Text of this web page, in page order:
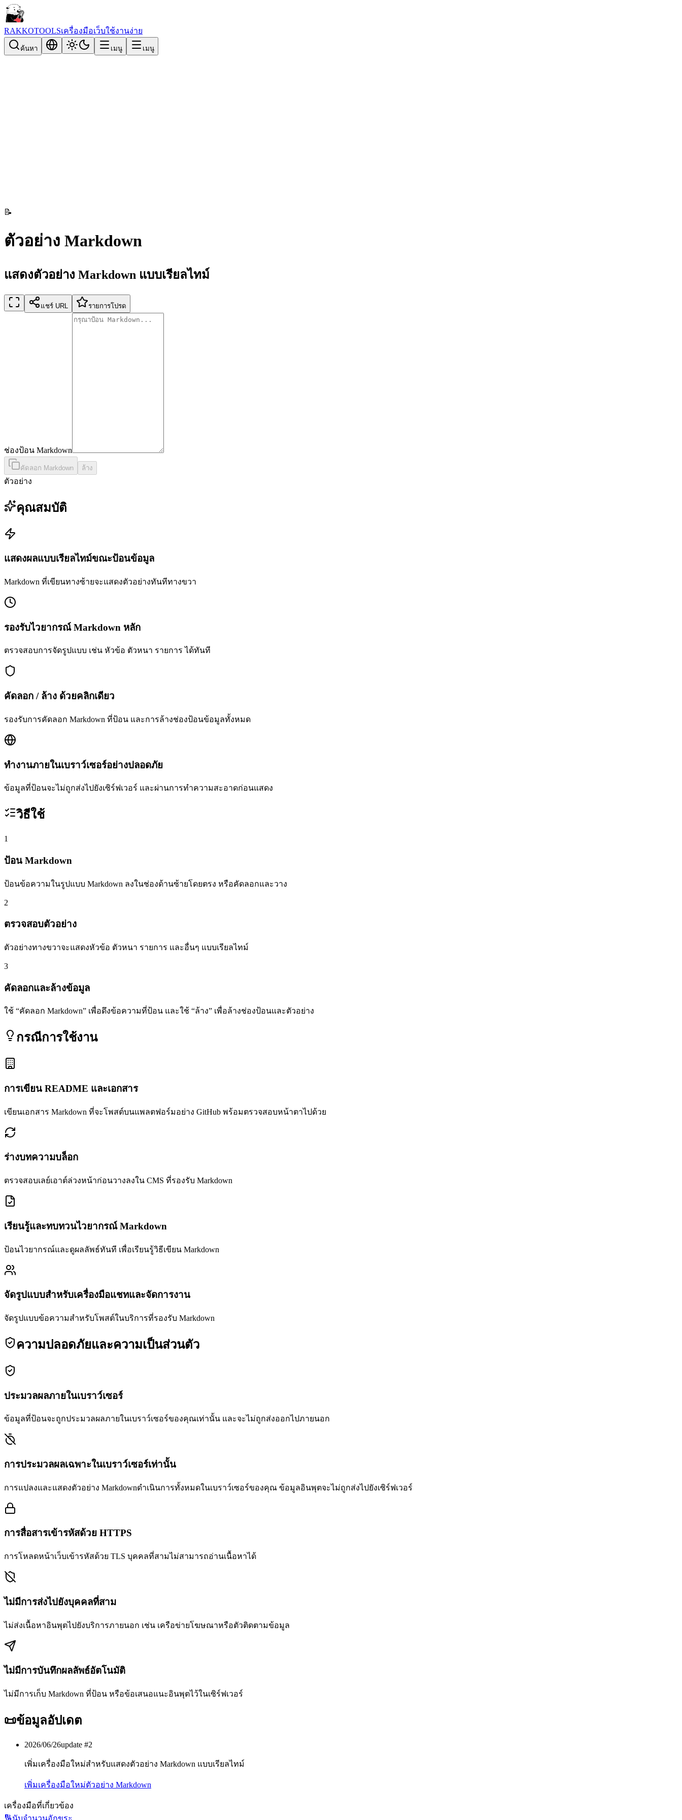
RAKKOTOOLSเครื่องมือเว็บใช้งานง่าย
ค้นหา เมนู เมนู
📝
ตัวอย่าง Markdown
แสดงตัวอย่าง Markdown แบบเรียลไทม์
แชร์ URL รายการโปรด
ช่องป้อน Markdown
คัดลอก Markdown ล้าง
ตัวอย่าง
คุณสมบัติ
แสดงผลแบบเรียลไทม์ขณะป้อนข้อมูล
Markdown ที่เขียนทางซ้ายจะแสดงตัวอย่างทันทีทางขวา
รองรับไวยากรณ์ Markdown หลัก
ตรวจสอบการจัดรูปแบบ เช่น หัวข้อ ตัวหนา รายการ ได้ทันที
คัดลอก / ล้าง ด้วยคลิกเดียว
รองรับการคัดลอก Markdown ที่ป้อน และการล้างช่องป้อนข้อมูลทั้งหมด
ทำงานภายในเบราว์เซอร์อย่างปลอดภัย
ข้อมูลที่ป้อนจะไม่ถูกส่งไปยังเซิร์ฟเวอร์ และผ่านการทำความสะอาดก่อนแสดง
วิธีใช้
1
ป้อน Markdown
ป้อนข้อความในรูปแบบ Markdown ลงในช่องด้านซ้ายโดยตรง หรือคัดลอกและวาง
2
ตรวจสอบตัวอย่าง
ตัวอย่างทางขวาจะแสดงหัวข้อ ตัวหนา รายการ และอื่นๆ แบบเรียลไทม์
3
คัดลอกและล้างข้อมูล
ใช้ “คัดลอก Markdown” เพื่อดึงข้อความที่ป้อน และใช้ “ล้าง” เพื่อล้างช่องป้อนและตัวอย่าง
กรณีการใช้งาน
การเขียน README และเอกสาร
เขียนเอกสาร Markdown ที่จะโพสต์บนแพลตฟอร์มอย่าง GitHub พร้อมตรวจสอบหน้าตาไปด้วย
ร่างบทความบล็อก
ตรวจสอบเลย์เอาต์ล่วงหน้าก่อนวางลงใน CMS ที่รองรับ Markdown
เรียนรู้และทบทวนไวยากรณ์ Markdown
ป้อนไวยากรณ์และดูผลลัพธ์ทันที เพื่อเรียนรู้วิธีเขียน Markdown
จัดรูปแบบสำหรับเครื่องมือแชทและจัดการงาน
จัดรูปแบบข้อความสำหรับโพสต์ในบริการที่รองรับ Markdown
ความปลอดภัยและความเป็นส่วนตัว
ประมวลผลภายในเบราว์เซอร์
ข้อมูลที่ป้อนจะถูกประมวลผลภายในเบราว์เซอร์ของคุณเท่านั้น และจะไม่ถูกส่งออกไปภายนอก
การประมวลผลเฉพาะในเบราว์เซอร์เท่านั้น
การแปลงและแสดงตัวอย่าง Markdownดำเนินการทั้งหมดในเบราว์เซอร์ของคุณ ข้อมูลอินพุตจะไม่ถูกส่งไปยังเซิร์ฟเวอร์
การสื่อสารเข้ารหัสด้วย HTTPS
การโหลดหน้าเว็บเข้ารหัสด้วย TLS บุคคลที่สามไม่สามารถอ่านเนื้อหาได้
ไม่มีการส่งไปยังบุคคลที่สาม
ไม่ส่งเนื้อหาอินพุตไปยังบริการภายนอก เช่น เครือข่ายโฆษณาหรือตัวติดตามข้อมูล
ไม่มีการบันทึกผลลัพธ์อัตโนมัติ
ไม่มีการเก็บ Markdown ที่ป้อน หรือข้อเสนอแนะอินพุตไว้ในเซิร์ฟเวอร์
📜ข้อมูลอัปเดต
2026/06/26update #2
เพิ่มเครื่องมือใหม่สำหรับแสดงตัวอย่าง Markdown แบบเรียลไทม์
เพิ่มเครื่องมือใหม่ตัวอย่าง Markdown
เครื่องมือที่เกี่ยวข้อง
🔢นับจำนวนอักขระ